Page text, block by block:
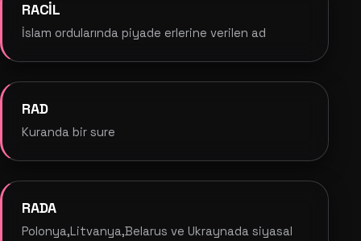
RACİL
İslam ordularında piyade erlerine verilen ad
RAD
Kuranda bir sure
RADA
Polonya,Litvanya,Belarus ve Ukraynada siyasal